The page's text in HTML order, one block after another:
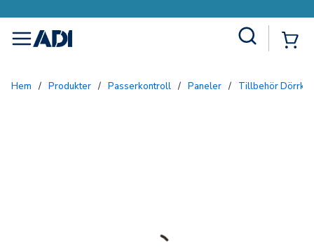
menu
Hem / Produkter / Passerkontroll / Paneler / Tillbehör